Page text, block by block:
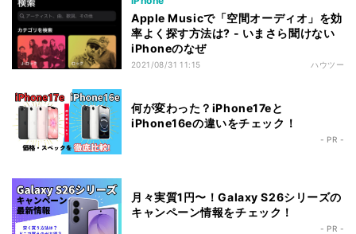
Apple Musicで「空間オーディオ」を効
率よく探す方法は? - いまさら聞けない
iPhoneのなぜ
2021/08/31 11:15 ハウツー
何が変わった？iPhone17eと
iPhone16eの違いをチェック！
- PR -
月々実質1円〜！Galaxy S26シリーズの
キャンペーン情報をチェック！
- PR -